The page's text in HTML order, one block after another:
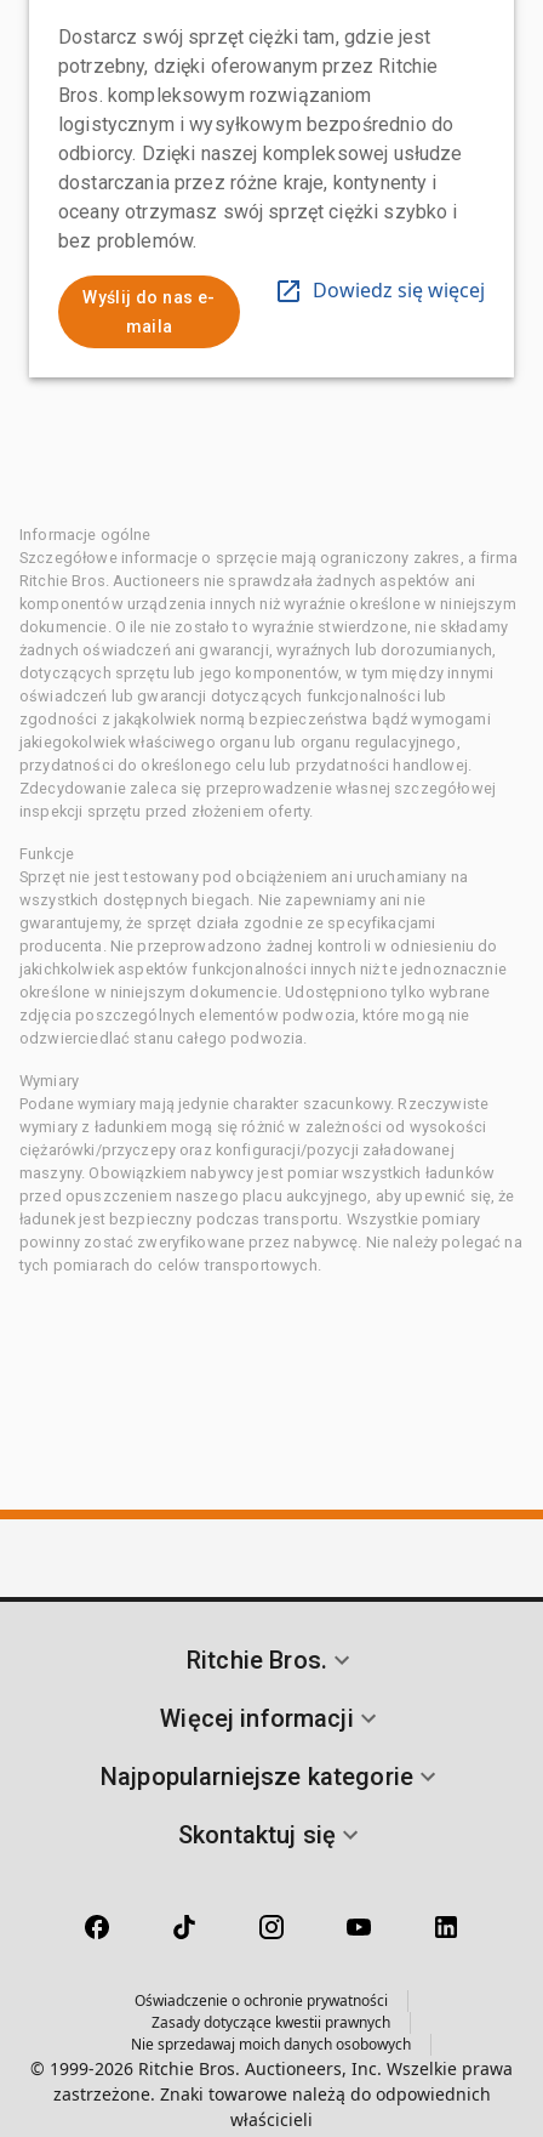
Dostarcz swój sprzęt ciężki tam, gdzie jest
potrzebny, dzięki oferowanym przez Ritchie
Bros. kompleksowym rozwiązaniom
logistycznym i wysyłkowym bezpośrednio do
odbiorcy. Dzięki naszej kompleksowej usłudze
dostarczania przez różne kraje, kontynenty i
oceany otrzymasz swój sprzęt ciężki szybko i
bez problemów.
Wyślij do nas e-
maila
Dowiedz się więcej
Informacje ogólne
Szczegółowe informacje o sprzęcie mają ograniczony zakres, a firma
Ritchie Bros. Auctioneers nie sprawdzała żadnych aspektów ani
komponentów urządzenia innych niż wyraźnie określone w niniejszym
dokumencie. O ile nie zostało to wyraźnie stwierdzone, nie składamy
żadnych oświadczeń ani gwarancji, wyraźnych lub dorozumianych,
dotyczących sprzętu lub jego komponentów, w tym między innymi
oświadczeń lub gwarancji dotyczących funkcjonalności lub
zgodności z jakąkolwiek normą bezpieczeństwa bądź wymogami
jakiegokolwiek właściwego organu lub organu regulacyjnego,
przydatności do określonego celu lub przydatności handlowej.
Zdecydowanie zaleca się przeprowadzenie własnej szczegółowej
inspekcji sprzętu przed złożeniem oferty.
Funkcje
Sprzęt nie jest testowany pod obciążeniem ani uruchamiany na
wszystkich dostępnych biegach. Nie zapewniamy ani nie
gwarantujemy, że sprzęt działa zgodnie ze specyfikacjami
producenta. Nie przeprowadzono żadnej kontroli w odniesieniu do
jakichkolwiek aspektów funkcjonalności innych niż te jednoznacznie
określone w niniejszym dokumencie. Udostępniono tylko wybrane
zdjęcia poszczególnych elementów podwozia, które mogą nie
odzwierciedlać stanu całego podwozia.
Wymiary
Podane wymiary mają jedynie charakter szacunkowy. Rzeczywiste
wymiary z ładunkiem mogą się różnić w zależności od wysokości
ciężarówki/przyczepy oraz konfiguracji/pozycji załadowanej
maszyny. Obowiązkiem nabywcy jest pomiar wszystkich ładunków
przed opuszczeniem naszego placu aukcyjnego, aby upewnić się, że
ładunek jest bezpieczny podczas transportu. Wszystkie pomiary
powinny zostać zweryfikowane przez nabywcę. Nie należy polegać na
tych pomiarach do celów transportowych.
Ritchie Bros.
Więcej informacji
Najpopularniejsze kategorie
Skontaktuj się
Oświadczenie o ochronie prywatności
Zasady dotyczące kwestii prawnych
Nie sprzedawaj moich danych osobowych
© 1999-2026 Ritchie Bros. Auctioneers, Inc. Wszelkie prawa
zastrzeżone. Znaki towarowe należą do odpowiednich
właścicieli